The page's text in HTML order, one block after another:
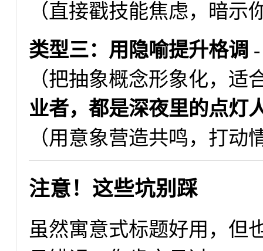
（直接戳技能焦虑，暗示
类型三：用隐喻提升格调
（把抽象概念形象化，
业者，都是深夜里的点灯
（用意象营造共鸣，打动
注意！这些坑别踩
虽然寓意式标题好用，但